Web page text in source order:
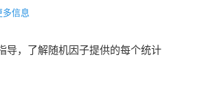
信息
导，了解随机因子提供的每个统计